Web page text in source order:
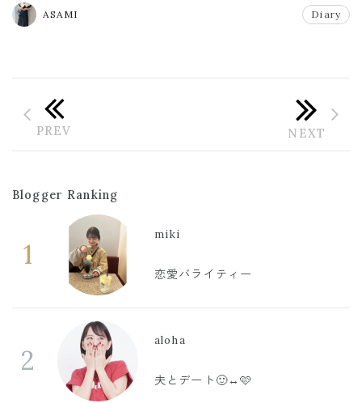
ASAMI Diary
Blogger Ranking
1
miki
恋愛バライティー
2
aloha
夫とデート🙂‍↔️🩷